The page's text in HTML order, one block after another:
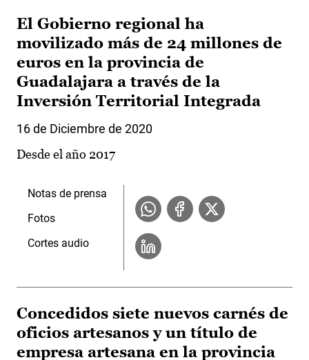
El Gobierno regional ha
movilizado más de 24 millones de
euros en la provincia de
Guadalajara a través de la
Inversión Territorial Integrada
16 de Diciembre de 2020
Desde el año 2017
Notas de prensa
Fotos
Cortes audio
Concedidos siete nuevos carnés de
oficios artesanos y un título de
empresa artesana en la provincia